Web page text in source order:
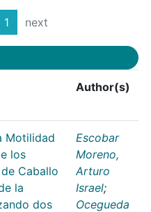
1 next
Author(s)
Motilidad
los
Caballo
la
dos
Escobar
Moreno,
Arturo
Israel;
Ocegueda